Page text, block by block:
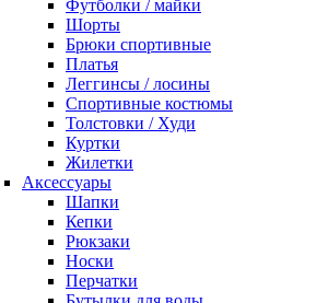
Футболки / майки
Шорты
Брюки спортивные
Платья
Леггинсы / лосины
Спортивные костюмы
Толстовки / Худи
Куртки
Жилетки
Аксессуары
Шапки
Кепки
Рюкзаки
Носки
Перчатки